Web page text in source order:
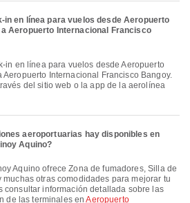
en línea para vuelos desde Aeropuerto
Aeropuerto Internacional Francisco
Aeropuerto Internacional Francisco Bangoy.
del sitio web o la app de la aerolínea
aeroportuarias hay disponibles en
Aquino?
otras comodidades para mejorar tu
consultar información detallada sobre las
de las terminales enAeropuerto